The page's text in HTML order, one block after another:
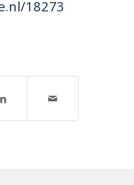
18273